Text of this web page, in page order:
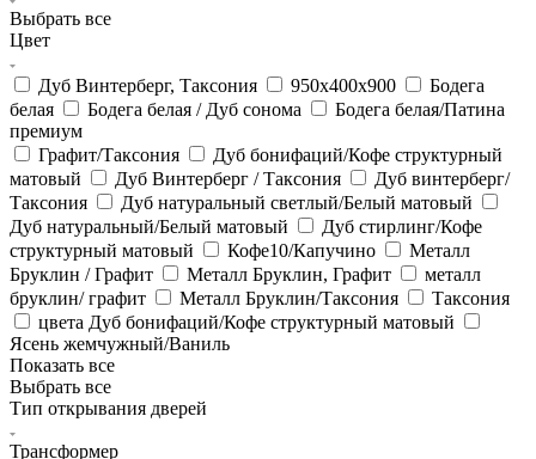
Выбрать все
Цвет
Дуб Винтерберг, Таксония 950х400х900
Бодега
белая
Бодега белая / Дуб сонома
Бодега белая/Патина
премиум
Графит/Таксония
Дуб бонифаций/Кофе структурный
матовый
Дуб Винтерберг / Таксония
Дуб винтерберг/
Таксония
Дуб натуральный светлый/Белый матовый
Дуб натуральный/Белый матовый
Дуб стирлинг/Кофе
структурный матовый
Кофе10/Капучино
Металл
Бруклин / Графит
Металл Бруклин, Графит
металл
бруклин/ графит
Металл Бруклин/Таксония
Таксония
цвета Дуб бонифаций/Кофе структурный матовый
Ясень жемчужный/Ваниль
Показать все
Выбрать все
Тип открывания дверей
Трансформер